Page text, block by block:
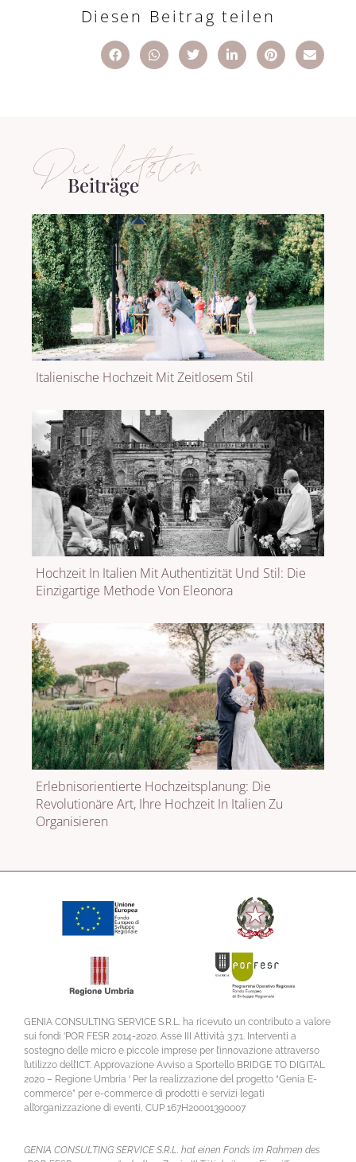
Diesen Beitrag teilen
Die letzten
Beiträge
Italienische Hochzeit Mit Zeitlosem Stil
Hochzeit In Italien Mit Authentizität Und Stil: Die
Einzigartige Methode Von Eleonora
Erlebnisorientierte Hochzeitsplanung: Die
Revolutionäre Art, Ihre Hochzeit In Italien Zu
Organisieren
GENIA CONSULTING SERVICE S.R.L. ha ricevuto un contributo a valore
sui fondi ‘POR FESR 2014-2020. Asse III Attività 3.7.1. Interventi a
sostegno delle micro e piccole imprese per l’innovazione attraverso
l’utilizzo dell’ICT. Approvazione Avviso a Sportello BRIDGE TO DIGITAL
2020 – Regione Umbria ‘ Per la realizzazione del progetto “Genia E-
commerce” per e-commerce di prodotti e servizi legati
all’organizzazione di eventi, CUP 167H20001390007
GENIA CONSULTING SERVICE S.R.L. hat einen Fonds im Rahmen des